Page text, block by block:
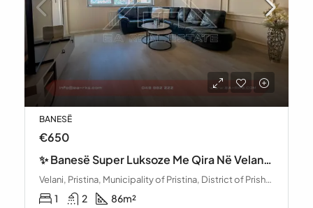
BANESË
€165,000
🏡 Banesë Për Shitje – Mati 1 (afër Lagjes Kodrina), Prishtinë
Mati 1, Matiqan, Municipality of Pristina, District of Prishtina, 10000, Kosovo
1 2 107.54